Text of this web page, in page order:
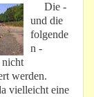
Die -
und die
folgende
n -
nicht
werden.
vielleicht eine